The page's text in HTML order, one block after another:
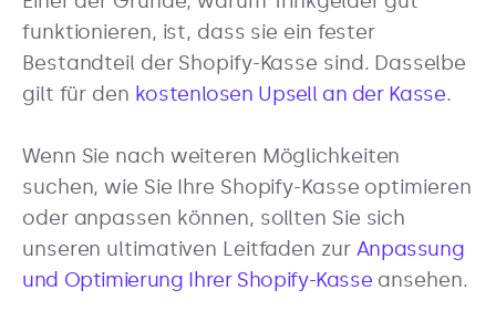
funktionieren, ist, dass sie ein fester
Bestandteil der Shopify-Kasse sind. Dasselbe
gilt für den kostenlosen Upsell an der Kasse.
Wenn Sie nach weiteren Möglichkeiten
suchen, wie Sie Ihre Shopify-Kasse optimieren
oder anpassen können, sollten Sie sich
unseren ultimativen Leitfaden zur Anpassung
und Optimierung Ihrer Shopify-Kasse ansehen.